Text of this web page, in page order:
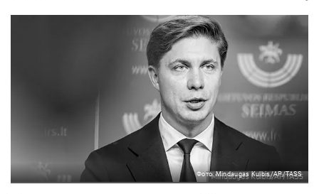
Фото: Mindaugas Kulbis/AP/TASS